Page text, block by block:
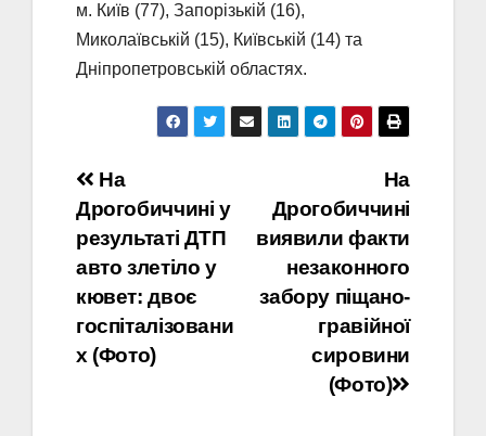
м. Київ (77), Запорізькій (16),
Миколаївській (15), Київській (14) та
Дніпропетровській областях.
Навігація
записів
На
Дрогобиччині
виявили факти
незаконного
забору піщано-
гравійної
сировини
(Фото)
На
Дрогобиччині у
результаті ДТП
авто злетіло у
кювет: двоє
госпіталізовани
х (Фото)